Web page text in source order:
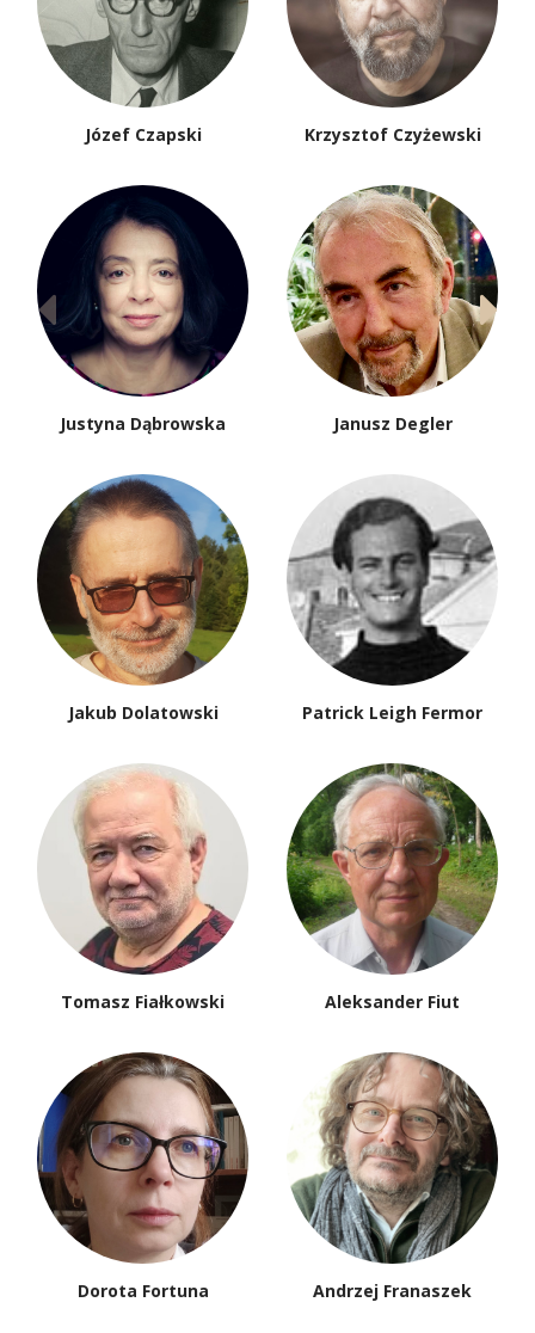
Józef Czapski Krzysztof Czyżewski
Justyna Dąbrowska Janusz Degler
Jakub Dolatowski Patrick Leigh Fermor
Tomasz Fiałkowski Aleksander Fiut
Dorota Fortuna Andrzej Franaszek